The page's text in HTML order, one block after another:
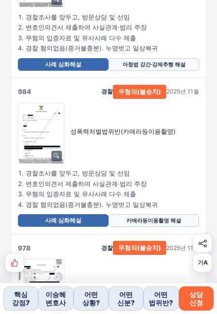
경찰조사를 앞두고, 방문상담 및 선임
변호인의견서 제출하여 사실관계·법리 주장
무혐의 입증자료 및 유사사례 다수 제출
경찰 혐의없음(증거불충분). 누명벗고 일상복귀
사례 심화해설 아청법 강간·강제추행 해설
984
성폭력처벌법위반(카메라등이용촬영)
경찰 무혐의(불송치) 2025년 11월
경찰조사를 앞두고, 방문상담 및 선임
변호인의견서 제출하여 사실관계·법리 주장
무혐의 입증자료 및 유사사례 다수 제출
경찰 혐의없음(증거불충분). 누명벗고 일상복귀
사례 심화해설 카메라등이용촬영 해설
978
무고
경찰 무혐의(불송치)
2025년 11월
가A
핵심
강점7
이승혜
변호사
어떤
상황?
어떤
신분?
어떤
법위반?
상담
신청